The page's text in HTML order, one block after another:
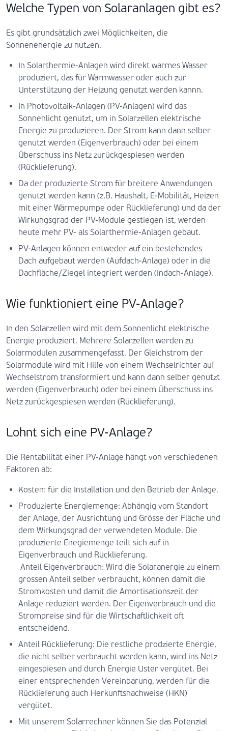
Welche Typen von Solaranlagen gibt es?
Es gibt grundsätzlich zwei Möglichkeiten, die
Sonnenenergie zu nutzen.
­In Solarthermie-Anlagen wird direkt warmes Wasser
produziert, das für Warmwasser oder auch zur
Unterstützung der Heizung genutzt werden kannn.
In Photovoltaik-Anlagen (PV-Anlagen) wird das
Sonnenlicht genutzt, um in Solarzellen elektrische
Energie zu produzieren. Der Strom kann dann selber
genutzt werden (Eigenverbrauch) oder bei einem
Überschuss ins Netz zurückgespiesen werden
(Rücklieferung).
Da der produzierte Strom für breitere Anwendungen
genutzt werden kann (z.B. Haushalt, E-Mobilität, Heizen
mit einer Wärmepumpe oder Rücklieferung) und da der
Wirkungsgrad der PV-Module gestiegen ist, werden
heute mehr PV- als Solarthermie-Anlagen gebaut.
PV-Anlagen können entweder auf ein bestehendes
Dach aufgebaut werden (Aufdach-Anlage) oder in die
Dachfläche/Ziegel integriert werden (Indach-Anlage).
Wie funktioniert eine PV-Anlage?
In den Solarzellen wird mit dem Sonnenlicht elektrische
Energie produziert. Mehrere Solarzellen werden zu
Solarmodulen zusammengefasst. Der Gleichstrom der
Solarmodule wird mit Hilfe von einem Wechselrichter auf
Wechselstrom transformiert und kann dann selber genutzt
werden (Eigenverbrauch) oder bei einem Überschuss ins
Netz zurückgespiesen werden (Rücklieferung).
Lohnt sich eine PV-Anlage?
Die Rentabilität einer PV-Anlage hängt von verschiedenen
Faktoren ab:
Kosten: für die Installation und den Betrieb der Anlage.
Produzierte Energiemenge: Abhängig vom Standort
der Anlage, der Ausrichtung und Grösse der Fläche und
dem Wirkungsgrad der verwendeten Module. Die
produzierte Enegiemenge teilt sich auf in
Eigenverbrauch und Rücklieferung.
­ Anteil Eigenverbrauch: Wird die Solaranergie zu einem
grossen Anteil selber verbraucht, können damit die
Stromkosten und damit die Amortisationszeit der
Anlage reduziert werden. Der Eigenverbrauch und die
Strompreise sind für die Wirtschaftlichkeit oft
entscheidend.
Anteil Rücklieferung: Die restliche prodzierte Energie,
die nicht selber verbraucht werden kann, wird ins Netz
eingespiesen und durch Energie Uster vergütet. Bei
einer entsprechenden Vereinbarung, werden für die
Rücklieferung auch Herkunftsnachweise (HKN)
vergütet.
Mit unserem Solarrechner können Sie das Potenzial